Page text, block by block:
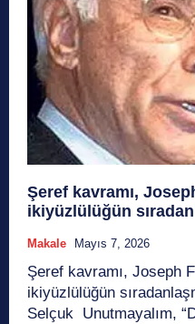
Şeref kavramı,
ikiyüzlülüğün
Makale Mayıs 7, 2026
Şeref kavramı, Joseph
ikiyüzlülüğün
Selçuk Unutmayalım,